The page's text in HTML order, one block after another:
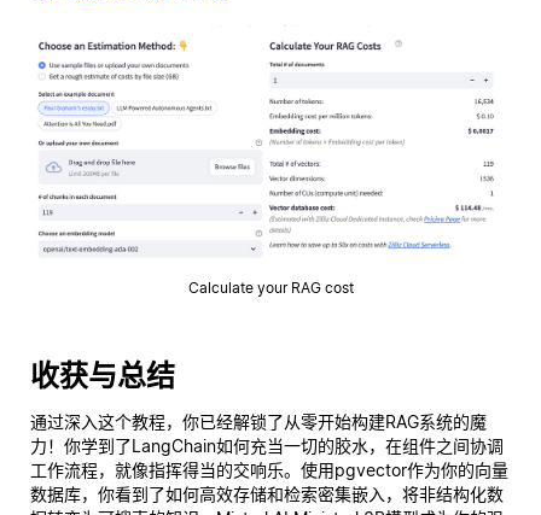
Calculate your RAG cost
收获与总结
通过深入这个教程，你已经解锁了从零开始构建RAG系统的魔
力！你学到了LangChain如何充当一切的胶水，在组件之间协调
工作流程，就像指挥得当的交响乐。使用pgvector作为你的向量
数据库，你看到了如何高效存储和检索密集嵌入，将非结构化数